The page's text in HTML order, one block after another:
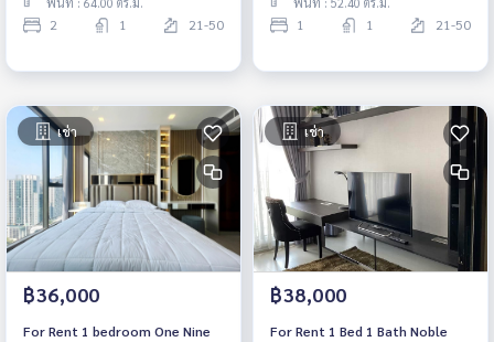
2 1 21-50 1 1 21-50
เช่า
฿36,000
For Rent 1 bedroom One Nine
เช่า
฿38,000
For Rent 1 Bed 1 Bath Noble